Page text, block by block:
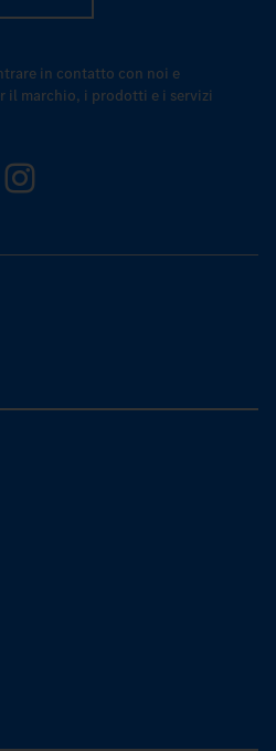
in contatto con noi e
il marchio, i prodotti e i servizi